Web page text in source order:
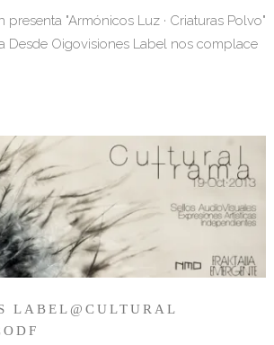
presenta "Armónicos Luz · Criaturas Polvo"
Oigovisiones Label nos complace
LABEL@CULTURAL